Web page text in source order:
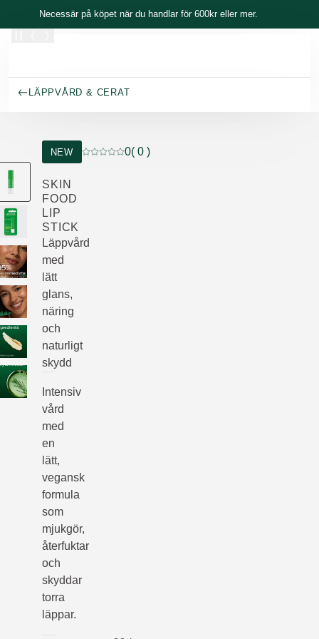
Necessär på köpet när du handlar för 600kr eller mer.
LÄPPVÅRD & CERAT
NEW
Nuvarande betyg: 0 av 5 stjärnor Betygsatt av
0( 0 )
SKIN
FOOD
LIP
STICK
Läppvård
med
lätt
glans,
näring
och
naturligt
skydd
Intensiv
vård
med
en
lätt,
vegansk
formula
som
mjukgör,
återfuktar
och
skyddar
torra
läppar.